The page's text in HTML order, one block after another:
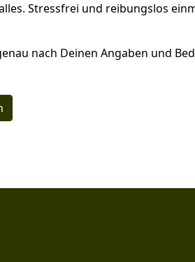
Stressfrei und reibungslos
nach Deinen Angaben und